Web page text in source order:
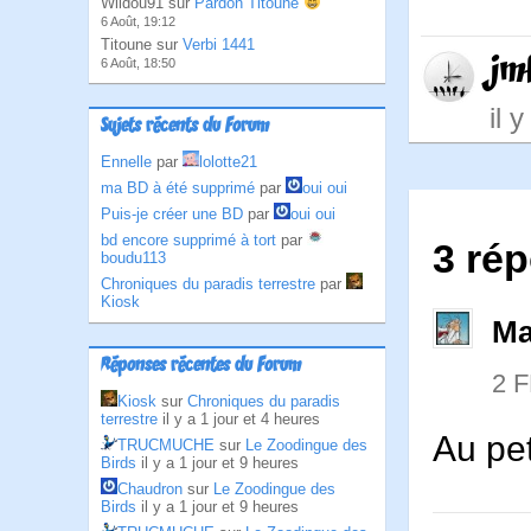
6 Août, 19:12
Titoune sur Verbi 1441
6 Août, 18:50
Sujets récents du Forum
Ennelle par
lolotte21
ma BD à été supprimé par
oui oui
Puis-je créer une BD par
oui oui
bd encore supprimé à tort par
boudu113
Chroniques du paradis terrestre par
Kiosk
Réponses récentes du Forum
Kiosk sur Chroniques du paradis
terrestre il y a 1 jour et 4 heures
TRUCMUCHE sur Le Zoodingue des
Birds il y a 1 jour et 9 heures
Chaudron sur Le Zoodingue des
Birds il y a 1 jour et 9 heures
il y
3
2
Au